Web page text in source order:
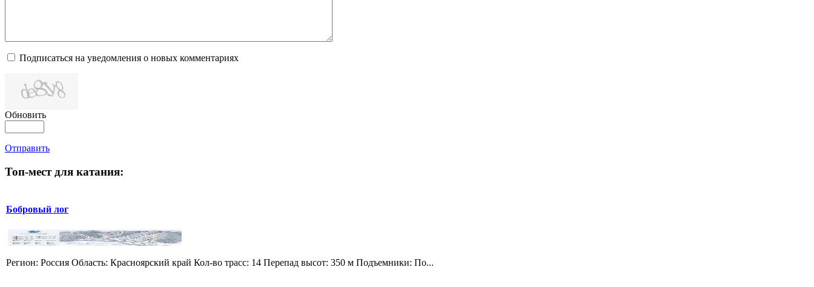
Подписаться на уведомления о новых комментариях
Обновить
Отправить
Топ-мест для катания:
Бобровый лог
Регион: Россия Область: Красноярский край Кол-во трасс: 14 Перепад высот: 350 м Подъемники: По...